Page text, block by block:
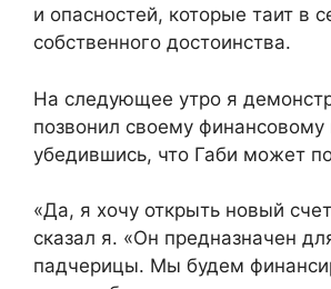
и опасностей, которые таит в
собственного достоинства.
На следующее утро я
позвонил своему финансовому
убедившись, что Габи может
«Да, я хочу открыть новый
сказал я. «Он предназначен
падчерицы. Мы будем